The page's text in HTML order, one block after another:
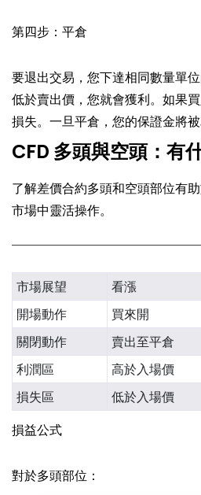
第四步：平倉
要退出交易，您下達相同數量單
低於賣出價，您就會獲利。如果
損失。一旦平倉，您的保證金將被
CFD 多頭與空頭：有
了解差價合約多頭和空頭部位有
市場中靈活操作。
市場展望
看漲
開場動作
買來開
關閉動作
賣出至平倉
利潤區
高於入場價
損失區
低於入場價
損益公式
對於多頭部位：